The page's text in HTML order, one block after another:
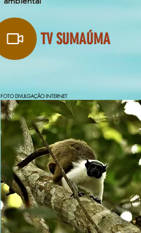
TV SUMAÚMA
FOTO DIVULGAÇÃO INTERNET